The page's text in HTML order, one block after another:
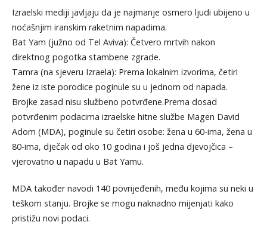
Izraelski mediji javljaju da je najmanje osmero ljudi ubijeno u
noćašnjim iranskim raketnim napadima.
Bat Yam (južno od Tel Aviva): Četvero mrtvih nakon
direktnog pogotka stambene zgrade.
Tamra (na sjeveru Izraela): Prema lokalnim izvorima, četiri
žene iz iste porodice poginule su u jednom od napada.
Brojke zasad nisu službeno potvrđene.Prema dosad
potvrđenim podacima izraelske hitne službe Magen David
Adom (MDA), poginule su četiri osobe: žena u 60-ima, žena u
80-ima, dječak od oko 10 godina i još jedna djevojčica –
vjerovatno u napadu u Bat Yamu.
MDA također navodi 140 povrijeđenih, među kojima su neki u
teškom stanju. Brojke se mogu naknadno mijenjati kako
pristižu novi podaci.